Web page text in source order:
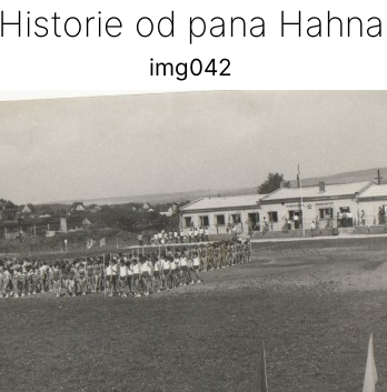
Historie od pana Hahna
img042